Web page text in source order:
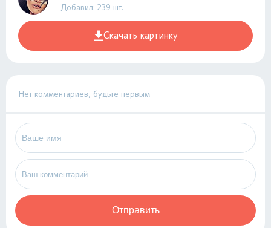
Добавил: 239 шт.
Скачать картинку
Нет комментариев, будьте первым
Отправить